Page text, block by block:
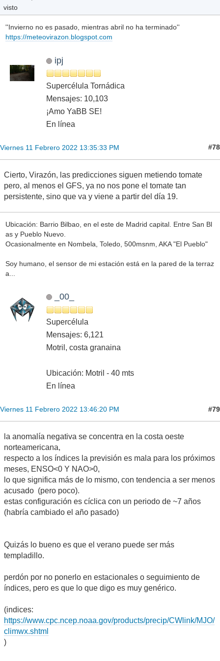
visto
''Invierno no es pasado, mientras abril no ha terminado''
https://meteovirazon.blogspot.com
ipj
Supercélula Tornádica
Mensajes: 10,103
¡Amo YaBB SE!
En línea
Viernes 11 Febrero 2022 13:35:33 PM #78
Cierto, Virazón, las predicciones siguen metiendo tomate
pero, al menos el GFS, ya no nos pone el tomate tan
persistente, sino que va y viene a partir del día 19.
Ubicación: Barrio Bilbao, en el este de Madrid capital. Entre San Bl
as y Pueblo Nuevo.
Ocasionalmente en Nombela, Toledo, 500msnm, AKA "El Pueblo"
Soy humano, el sensor de mi estación está en la pared de la terraz
a...
_00_
Supercélula
Mensajes: 6,121
Motril, costa granaina
Ubicación: Motril - 40 mts
En línea
Viernes 11 Febrero 2022 13:46:20 PM #79
la anomalía negativa se concentra en la costa oeste
norteamericana,
respecto a los índices la previsión es mala para los próximos
meses, ENSO<0 Y NAO>0,
lo que significa más de lo mismo, con tendencia a ser menos
acusado (pero poco).
estas configuración es cíclica con un periodo de ~7 años
(habría cambiado el año pasado)
Quizás lo bueno es que el verano puede ser más
templadillo.
perdón por no ponerlo en estacionales o seguimiento de
índices, pero es que lo que digo es muy genérico.
(indices:
https://www.cpc.ncep.noaa.gov/products/precip/CWlink/MJO/
climwx.shtml
)